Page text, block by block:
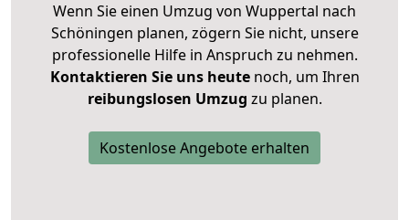
Wenn Sie einen Umzug von Wuppertal nach
Schöningen planen, zögern Sie nicht, unsere
professionelle Hilfe in Anspruch zu nehmen.
Kontaktieren Sie uns heutenoch, um Ihren
reibungslosen Umzug zu planen.
Kostenlose Angebote erhalten